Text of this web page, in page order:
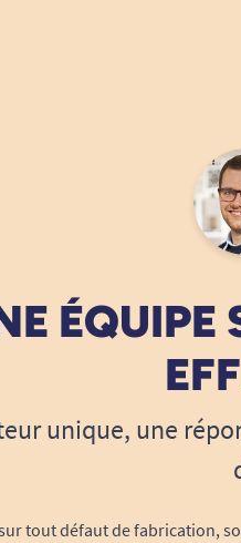
ÉQUIPE
unique, une
tout défaut de fabrication,